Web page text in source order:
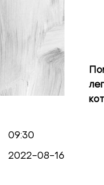
09:30
2022-08-16